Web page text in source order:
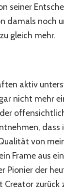
seiner
damals noch
gleich mehr.
aktiv
nicht mehr
dass
von
Frame aus
der
zurück